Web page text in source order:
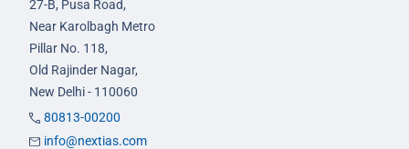
27-B, Pusa Road,
Near Karolbagh Metro
Pillar No. 118,
Old Rajinder Nagar,
New Delhi - 110060
80813-00200
info@nextias.com